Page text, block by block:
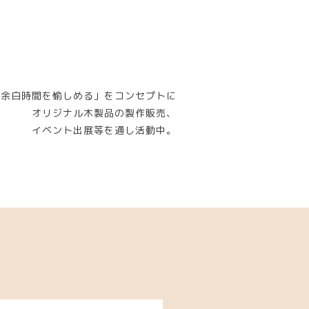
白時間を愉しめる」をコンセプトに
オリジナル木製品の製作販売、
イベント出展等を通し活動中。